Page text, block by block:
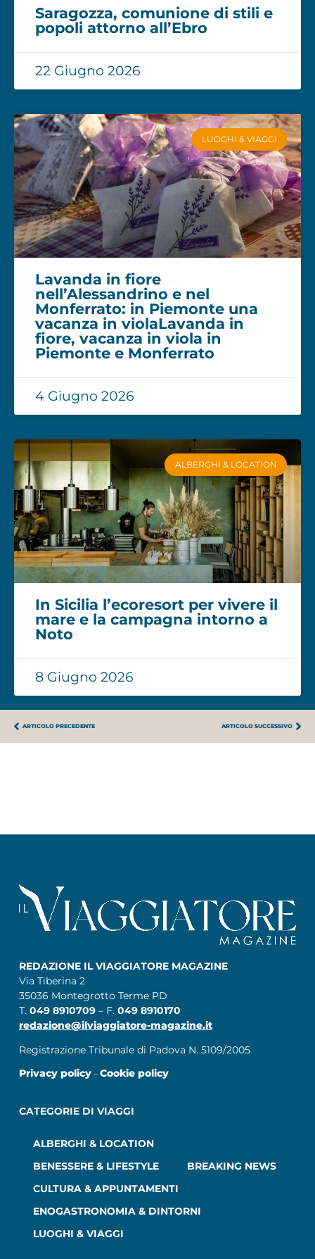
Saragozza, comunione di stili e
popoli attorno all’Ebro
22 Giugno 2026
LUOGHI & VIAGGI
Lavanda in fiore
nell’Alessandrino e nel
Monferrato: in Piemonte una
vacanza in violaLavanda in
fiore, vacanza in viola in
Piemonte e Monferrato
4 Giugno 2026
ALBERGHI & LOCATION
In Sicilia l’ecoresort per vivere il
mare e la campagna intorno a
Noto
8 Giugno 2026
ARTICOLO PRECEDENTE ARTICOLO SUCCESSIVO
REDAZIONE IL VIAGGIATORE MAGAZINE
Via Tiberina 2
35036 Montegrotto Terme PD
T. 049 8910709 – F. 049 8910170
redazione@ilviaggiatore-magazine.it
Registrazione Tribunale di Padova N. 5109/2005
Privacy policy– Cookie policy
CATEGORIE DI VIAGGI
ALBERGHI & LOCATION
BENESSERE & LIFESTYLE
BREAKING NEWS
CULTURA & APPUNTAMENTI
ENOGASTRONOMIA & DINTORNI
LUOGHI & VIAGGI